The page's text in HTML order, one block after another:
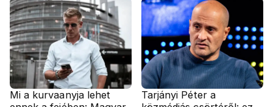
Mi a kurvaanyja lehet
Tarjányi Péter a